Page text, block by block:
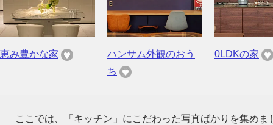
恵み豊かな家
ハンサム外観のおう
ち
0LDKの家
ここでは、「キッチン」にこだわった写真ばかりを集め